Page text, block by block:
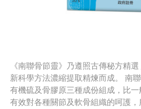
《南聯骨節靈》乃遵照古傳秘方精
新科學方法濃縮提取精煉而成。 南
有機硫及骨膠原三種成份組成，比
有效對各種關節及軟骨組織的呵護